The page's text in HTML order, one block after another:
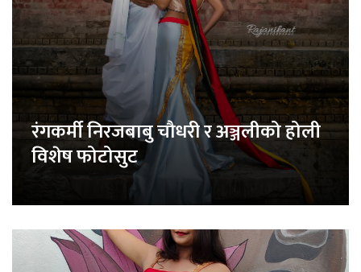
रंगकर्मी निरजबाबु चौधरी र अञ्जलीको होली
विशेष फोटोसुट